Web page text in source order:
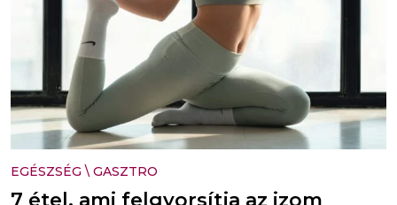
EGÉSZSÉG \ GASZTRO